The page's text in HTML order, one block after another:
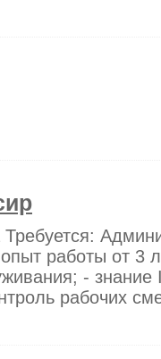
работы от 3
-
рабочих